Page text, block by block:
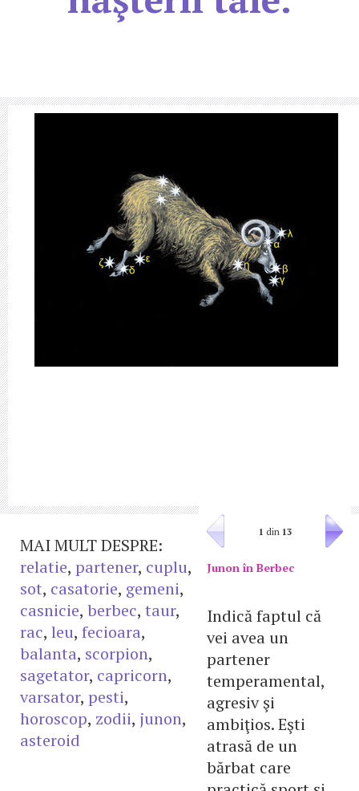
1 din 13
Junon în Berbec
Indică faptul că
vei avea un
partener
temperamental,
agresiv şi
ambiţios. Eşti
atrasă de un
bărbat care
MAI MULT DESPRE:
relatie, partener, cuplu,
sot, casatorie, gemeni,
casnicie, berbec, taur,
rac, leu, fecioara,
balanta, scorpion,
sagetator, capricorn,
varsator, pesti,
horoscop, zodii, junon,
asteroid